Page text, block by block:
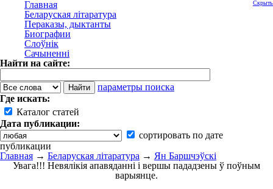
Главная
Беларуская літаратура
Пераказы, дыктанты
Биографии
Слоўнік
Сачыненні
Найти на сайте:
параметры поиска
Где искать:
Каталог статей
Дата публикации:
сортировать по дате
публикации
Скрыть
Главная → Беларуская літаратура → Ян Баршчэўскі
Увага!!! Невялікія апавяданні і вершы пададзены ў поўным
варыянце.